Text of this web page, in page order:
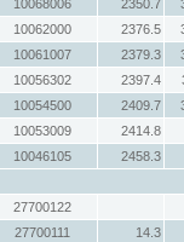
10068006 2350.7
10062000 2376.5
10061007 2379.3
10056302 2397.4
10054500 2409.7
10053009
2414.8
10046105
2458.3
27700122
27700111
14.3